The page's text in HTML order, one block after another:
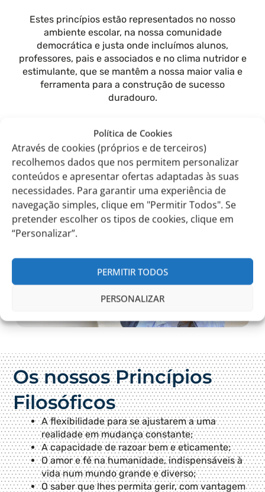
Política de Cookies
Através de cookies (próprios e de terceiros)
recolhemos dados que nos permitem personalizar
conteúdos e apresentar ofertas adaptadas às suas
necessidades. Para garantir uma experiência de
navegação simples, clique em "Permitir Todos". Se
pretender escolher os tipos de cookies, clique em
“Personalizar”.
PERMITIR TODOS
PERSONALIZAR
Estes princípios estão representados no nosso
ambiente escolar, na nossa comunidade
democrática e justa onde incluímos alunos,
professores, pais e associados e no clima nutridor e
estimulante, que se mantêm a nossa maior valia e
ferramenta para a construção de sucesso
duradouro.
processo de crescimento da criança e
desenvolvemos conteúdos programáticos
adaptados a esta realidade e contextos de
aprendizagem ajustados às várias fases da vida
contidas no percurso desde a pré-escolar até ao fim
do ensino secundário.
Os nossos Princípios
Filosóficos
A flexibilidade para se ajustarem a uma
realidade em mudança constante;
A capacidade de razoar bem e eticamente;
O amor e fé na humanidade, indispensáveis à
vida num mundo grande e diverso;
O saber que lhes permita gerir, com vantagem